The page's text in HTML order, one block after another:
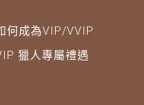
何成為VIP/VVIP
獵人專屬禮遇